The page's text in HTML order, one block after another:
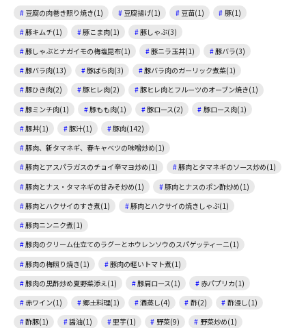
豆腐の肉巻き照り焼き(1)
豆腐揚げ(1) 豆苗(1)
豚(1)
豚キムチ(1)
豚こま肉(1)
豚しゃぶ(3)
豚しゃぶとナガイモの梅塩昆布(1)
豚ニラ玉丼(1)
豚バラ(3)
豚バラ肉(13)
豚ばら肉(3)
豚バラ肉のガーリック煮菜(1)
豚ひき肉(2)
豚ヒレ肉(2)
豚ヒレ肉とフルーツのオーブン焼き(1)
豚ミンチ肉(1)
豚もも肉(1) 豚ロース(2)
豚ロース肉(1)
豚丼(1)
豚汁(1)
豚肉(142)
豚肉、新タマネギ、春キャベツの味噌炒め(1)
豚肉とアスパラガスのチョイ辛マヨ炒め(1)
豚肉とタマネギのソース炒め(1)
豚肉とナス・タマネギの甘みそ炒め(1)
豚肉とナスのポン酢炒め(1)
豚肉とハクサイのすき煮(1)
豚肉とハクサイの焼きしゃぶ(1)
豚肉ニンニク煮(1)
豚肉のクリーム仕立てのラグーとホウレンソウのスパゲッティーニ(1)
豚肉の梅照り焼き(1)
豚肉の軽いトマト煮(1)
豚肉の黒酢炒め夏野菜添え(1)
豚肩ロース(1)
赤パプリカ(1)
赤ワイン(1)
郷土料理(1) 酒蒸し(4) 酢(2)
酢浸し(1)
酢豚(1)
醤油(1) 里芋(1) 野菜(9)
野菜炒め(1)